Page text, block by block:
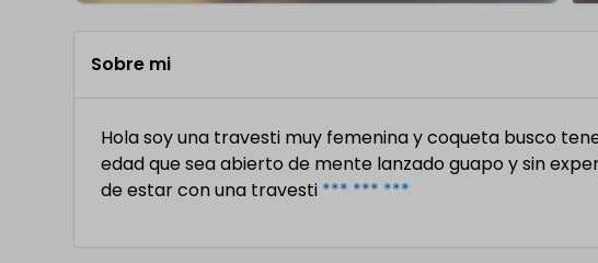
Sobre mi
Hola soy una travesti muy femenina y coqueta busco
edad que sea abierto de mente lanzado guapo y sin
de estar con una travesti *** *** ***